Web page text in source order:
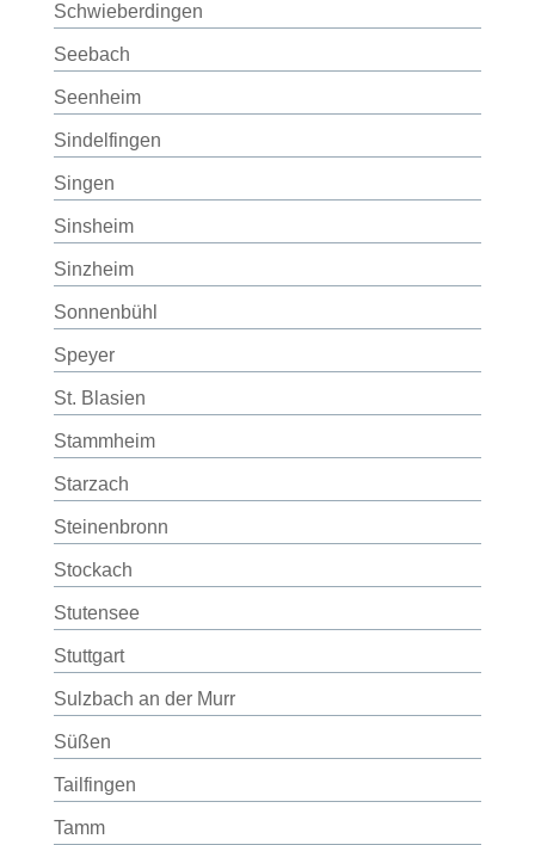
Schwieberdingen
Seebach
Seenheim
Sindelfingen
Singen
Sinsheim
Sinzheim
Sonnenbühl
Speyer
St. Blasien
Stammheim
Starzach
Steinenbronn
Stockach
Stutensee
Stuttgart
Sulzbach an der Murr
Süßen
Tailfingen
Tamm